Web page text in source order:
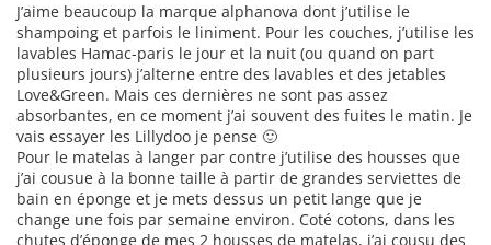
J’aime beaucoup la marque alphanova dont j’utilise le
shampoing et parfois le liniment. Pour les couches, j’utilise les
lavables Hamac-paris le jour et la nuit (ou quand on part
plusieurs jours) j’alterne entre des lavables et des jetables
Love&Green. Mais ces dernières ne sont pas assez
absorbantes, en ce moment j’ai souvent des fuites le matin. Je
vais essayer les Lillydoo je pense 🙂
Pour le matelas à langer par contre j’utilise des housses que
j’ai cousue à la bonne taille à partir de grandes serviettes de
bain en éponge et je mets dessus un petit lange que je
change une fois par semaine environ. Coté cotons, dans les
chutes d’éponge de mes 2 housses de matelas, j’ai cousu des